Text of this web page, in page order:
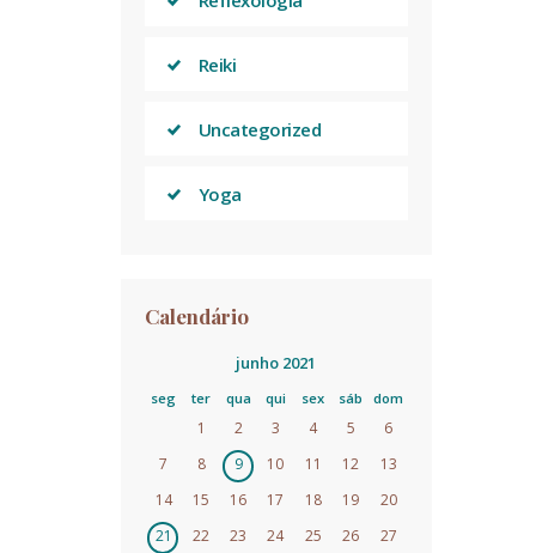
Reiki
Uncategorized
Yoga
Calendário
junho 2021
seg ter qua qui sex sáb dom
1 2 3 4 5
6
7
8 9 10 11 12
13
14
15 16 17 18 19
20
21
22 23 24 25 26
27